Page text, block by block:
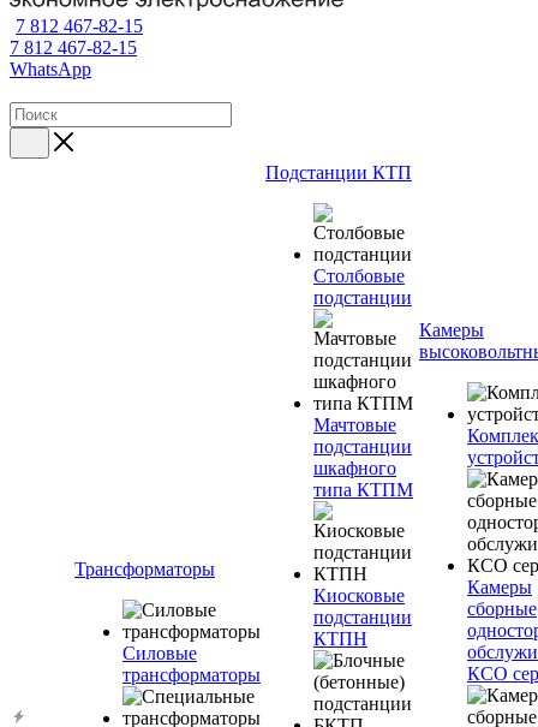
7 812 467-82-15
7 812 467-82-15
WhatsApp
Трансформаторы
Силовые
трансформаторы
Подстанции КТП
Столбовые
подстанции
Мачтовые
подстанции
шкафного
типа КТПМ
Киосковые
подстанции
КТПН
Камеры
Камеры
сборные
КСО